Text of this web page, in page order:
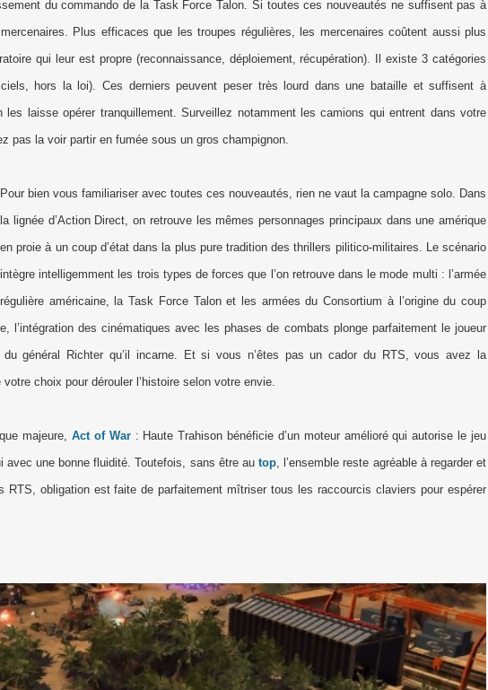
du commando de la Task Force Talon. Si toutes ces nouveautés ne suffisent pas à
Plus efficaces que les troupes régulières, les mercenaires coûtent aussi plus
qui leur est propre (reconnaissance, déploiement, récupération). Il existe 3 catégories
hors la loi). Ces derniers peuvent peser très lourd dans une bataille et suffisent à
laisse opérer tranquillement. Surveillez notamment les camions qui entrent dans votre
pas la voir partir en fumée sous un gros champignon.
Pour bien vous familiariser avec toutes ces nouveautés, rien ne vaut la campagne solo. Dans
la lignée d’Action Direct, on retrouve les mêmes personnages principaux dans une amérique
en proie à un coup d’état dans la plus pure tradition des thrillers pilitico-militaires. Le scénario
intègre intelligemment les trois types de forces que l’on retrouve dans le mode multi : l’armée
régulière américaine, la Task ForceTalonet les armées du Consortium à l’origine du coup
l’intégration des cinématiques avec les phases de combats plonge parfaitement le joueur
général Richter qu’il incarne. Et si vous n’êtes pas un cador du RTS, vous avez la
choix pour dérouler l’histoire selon votre envie.
majeure,Act of War: Haute Trahison bénéficie d’un moteur amélioré qui autorise le jeu
avec une bonne fluidité. Toutefois, sans être autop, l’ensemble reste agréable à regarder et
RTS, obligation est faite de parfaitement mîtriser tous les raccourcis claviers pour espérer